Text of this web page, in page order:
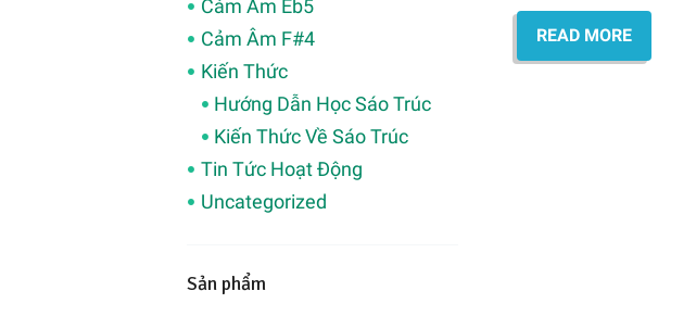
READ MORE
Cảm Âm Eb5
Cảm Âm F#4
Kiến Thức
Hướng Dẫn Học Sáo Trúc
Kiến Thức Về Sáo Trúc
Tin Tức Hoạt Động
Uncategorized
Sản phẩm